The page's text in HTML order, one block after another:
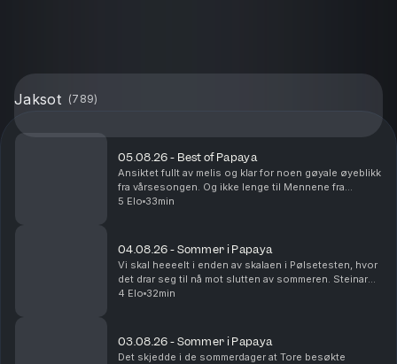
Jaksot (789)
05.08.26 - Best of Papaya
Ansiktet fullt av melis og klar for noen gøyale øyeblikk
fra vårsesongen. Og ikke lenge til Mennene fra
Viennene er tilbake i sesong nå!
5 Elo 33min
04.08.26 - Sommer i Papaya
Vi skal heeeelt i enden av skalaen i Pølsetesten, hvor
det drar seg til nå mot slutten av sommeren. Steinar
kjører Route 66 og blir nesten drept. Det er
4 Elo 32min
03.08.26 - Sommer i Papaya
Det skjedde i de sommerdager at Tore besøkte